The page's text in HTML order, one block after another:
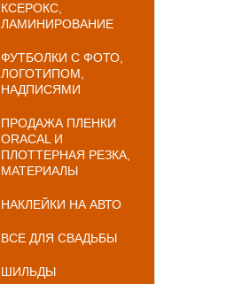
КСЕРОКС,
ЛАМИНИРОВАНИЕ
ФУТБОЛКИ С ФОТО,
ЛОГОТИПОМ,
НАДПИСЯМИ
ПРОДАЖА ПЛЕНКИ
ORACAL И
ПЛОТТЕРНАЯ РЕЗКА,
МАТЕРИАЛЫ
НАКЛЕЙКИ НА АВТО
ВСЕ ДЛЯ СВАДЬБЫ
ШИЛЬДЫ